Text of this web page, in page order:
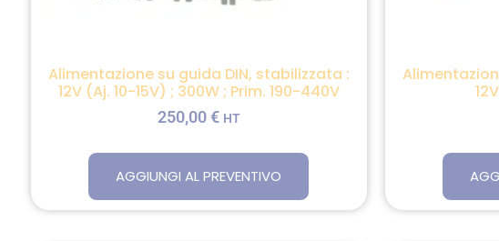
Alimentazione su guida DIN, stabilizzata :
12V (Aj. 10-15V) ; 300W ; Prim. 190-440V
250,00 € HT
AGGIUNGI AL PREVENTIVO